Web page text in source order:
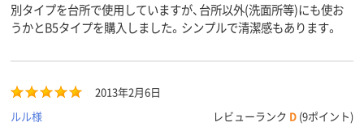
別タイプを台所で使用していますが、台所以外(洗面所等)にも使お
うかとB5タイプを購入しました。シンプルで清潔感もあります。
2013年2月6日
ルル様
レビューランク D (9ポイント)